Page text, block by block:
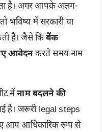
है। अगर आपके अलग-
में सरकारी या
है। जैसे किबैंक
आवेदनकरते समय नाम
मेंनाम बदलने की
है। जरूरी legal steps
आप आधिकारिक रूप से